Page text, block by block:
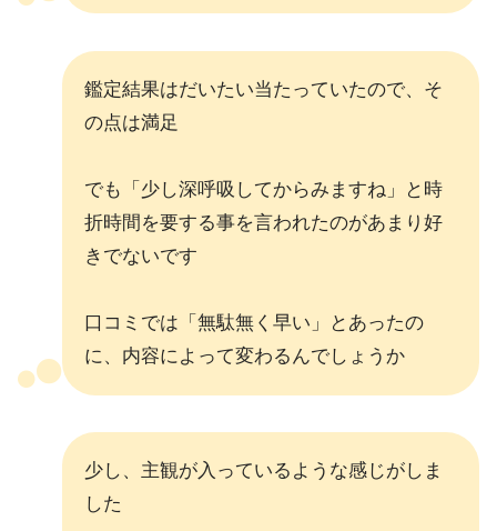
鑑定結果はだいたい当たっていたので、そ
の点は満足
でも「少し深呼吸してからみますね」と時
折時間を要する事を言われたのがあまり好
きでないです
口コミでは「無駄無く早い」とあったの
に、内容によって変わるんでしょうか
少し、主観が入っているような感じがしま
した